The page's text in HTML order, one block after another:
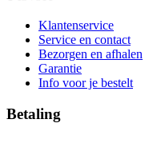
Klantenservice
Service en contact
Bezorgen en afhalen
Garantie
Info voor je bestelt
Betaling